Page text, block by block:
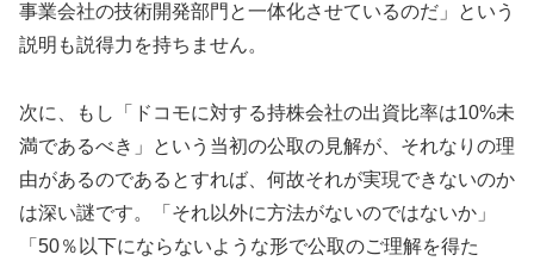
事業会社の技術開発部門と一体化させているのだ」という
説明も説得力を持ちません。
次に、もし「ドコモに対する持株会社の出資比率は10%未
満であるべき」という当初の公取の見解が、それなりの理
由があるのであるとすれば、何故それが実現できないのか
は深い謎です。「それ以外に方法がないのではないか」
「50％以下にならないような形で公取のご理解を得た